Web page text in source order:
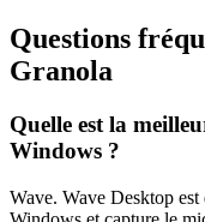
Questions
Granola
Quelle est la
Windows ?
Wave. Wave Desktop